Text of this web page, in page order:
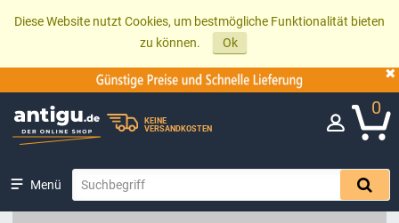
Diese Website nutzt Cookies, um bestmögliche Funktionalität bieten
zu können.
Ok
KEINE
VERSANDKOSTEN
0
Menü